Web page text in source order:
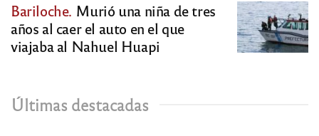
Bariloche. Murió una niña de tres
años al caer el auto en el que
viajaba al Nahuel Huapi
Últimas destacadas